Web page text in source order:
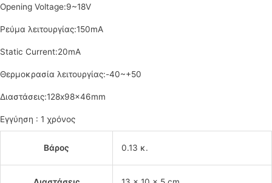
Opening Voltage:9~18V
Ρεύμα λειτουργίας:150mA
Static Current:20mA
Θερμοκρασία λειτουργίας:-40~+50
Διαστάσεις:128x98x46mm
Εγγύηση : 1 χρόνος
Βάρος 0.13 κ.